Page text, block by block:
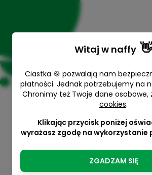
WARSZTAT IRI 🟢
emocje, myśli i
900,00 zł
Witaj w naffy👋
Ciastka 🍪 pozwalają nam
płatności. Jednak potrzebujemy na
Chronimy też Twoje dane osobowe,
cookies.
Klikając przycisk poniżej
wyrażasz zgodę na wykorzystanie
ZGADZAM SIĘ